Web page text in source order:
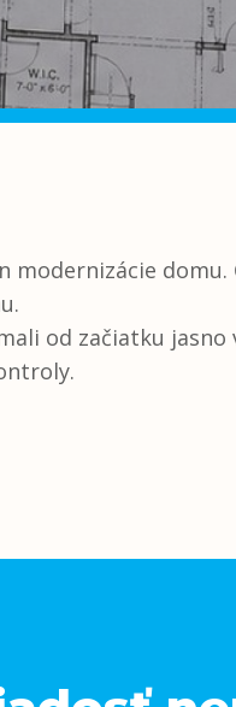
od začiatku